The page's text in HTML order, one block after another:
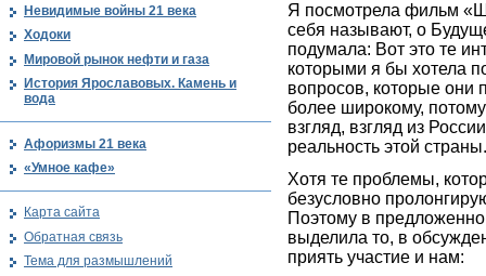
Я посмотрела фильм
себя называют, о
подумала: Вот это те
которыми я бы хотела
вопросов, которые они
более широкому,
взгляд, взгляд из
реальность этой страны.
Хотя те проблемы,
безусловно
Поэтому в
выделила то, в
приять участие и нам:
Невидимые войны 21 века
Ходоки
Мировой рынок нефти и газа
История Ярославовых. Камень и
вода
Афоризмы 21 века
«Умное кафе»
Карта сайта
Обратная связь
Тема для размышлений